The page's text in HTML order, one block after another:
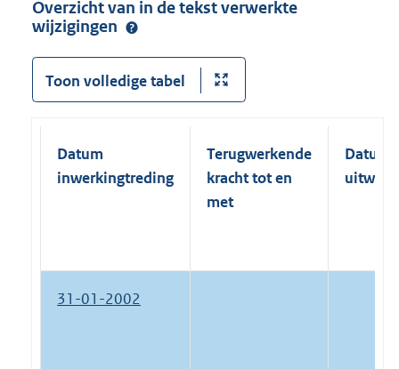
Overzicht van in de tekst verwerkte
wijzigingen
Toon volledige tabel
Datum
inwerkingtreding
Terugwerkende
kracht tot en
met
Datum
31-01-2002